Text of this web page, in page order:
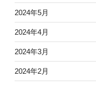
2024年5月
2024年4月
2024年3月
2024年2月